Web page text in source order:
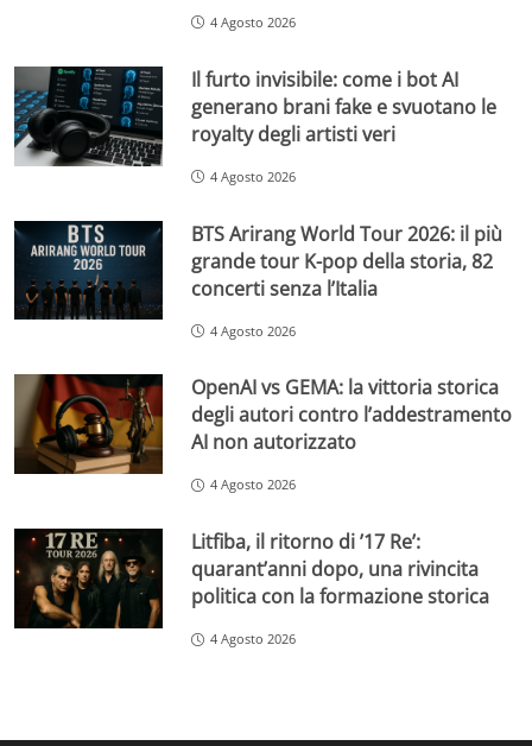
4 Agosto 2026
Il furto invisibile: come i bot AI
generano brani fake e svuotano le
royalty degli artisti veri
4 Agosto 2026
BTS Arirang World Tour 2026: il più
grande tour K-pop della storia, 82
concerti senza l’Italia
4 Agosto 2026
OpenAI vs GEMA: la vittoria storica
degli autori contro l’addestramento
AI non autorizzato
4 Agosto 2026
Litfiba, il ritorno di ’17 Re’:
quarant’anni dopo, una rivincita
politica con la formazione storica
4 Agosto 2026